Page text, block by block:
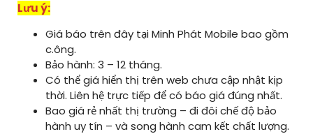
Lưu ý:
Giá báo trên đây tại Minh Phát Mobile bao gồm
c.ông.
Bảo hành: 3 – 12 tháng.
Có thể giá hiển thị trên web chưa cập nhật kịp
thời. Liên hệ trực tiếp để có báo giá đúng nhất.
Bao giá rẻ nhất thị trường – đi đôi chế độ bảo
hành uy tín – và song hành cam kết chất lượng.